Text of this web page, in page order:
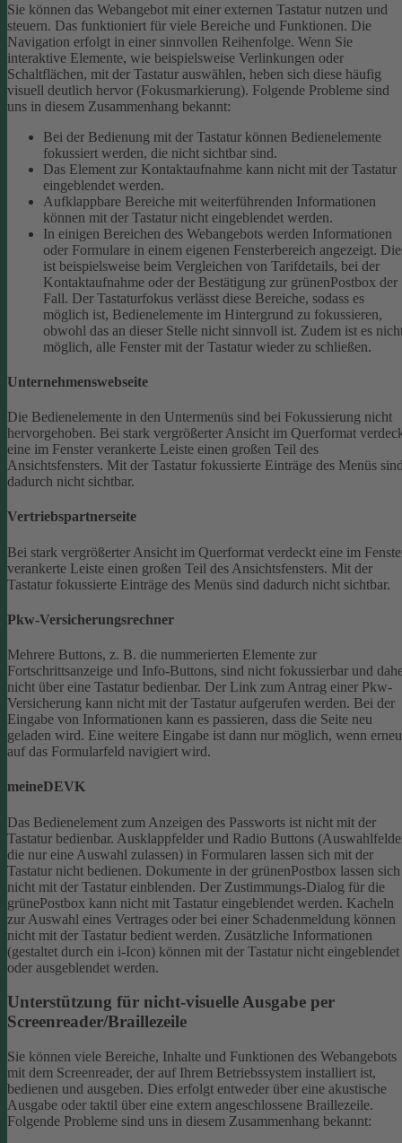
Sie können das Webangebot mit einer externen Tastatur nutzen und
steuern. Das funktioniert für viele Bereiche und Funktionen. Die
Navigation erfolgt in einer sinnvollen Reihenfolge. Wenn Sie
interaktive Elemente, wie beispielsweise Verlinkungen oder
Schaltflächen, mit der Tastatur auswählen, heben sich diese häufig
visuell deutlich hervor (Fokusmarkierung). Folgende Probleme sind
uns in diesem Zusammenhang bekannt:
Bei der Bedienung mit der Tastatur können Bedienelemente
fokussiert werden, die nicht sichtbar sind.
Das Element zur Kontaktaufnahme kann nicht mit der Tastatur
eingeblendet werden.
Aufklappbare Bereiche mit weiterführenden Informationen
können mit der Tastatur nicht eingeblendet werden.
In einigen Bereichen des Webangebots werden Informationen
oder Formulare in einem eigenen Fensterbereich angezeigt.
ist beispielsweise beim Vergleichen von Tarifdetails, bei der
Kontaktaufnahme oder der Bestätigung zur grünenPostbox der
Fall. Der Tastaturfokus verlässt diese Bereiche, sodass es
möglich ist, Bedienelemente im Hintergrund zu fokussieren,
obwohl das an dieser Stelle nicht sinnvoll ist. Zudem ist es
möglich, alle Fenster mit der Tastatur wieder zu schließen.
Unternehmenswebseite
Die Bedienelemente in den Untermenüs sind bei Fokussierung nicht
hervorgehoben. Bei stark vergrößerter Ansicht im Querformat
eine im Fenster verankerte Leiste einen großen Teil des
Ansichtsfensters. Mit der Tastatur fokussierte Einträge des Menüs
dadurch nicht sichtbar.
Vertriebspartnerseite
Bei stark vergrößerter Ansicht im Querformat verdeckt eine im
verankerte Leiste einen großen Teil des Ansichtsfensters. Mit der
Tastatur fokussierte Einträge des Menüs sind dadurch nicht sichtbar.
Pkw-Versicherungsrechner
Mehrere Buttons, z. B. die nummerierten Elemente zur
Fortschrittsanzeige und Info-Buttons, sind nicht fokussierbar und
nicht über eine Tastatur bedienbar. Der Link zum Antrag einer Pkw-
Versicherung kann nicht mit der Tastatur aufgerufen werden. Bei der
Eingabe von Informationen kann es passieren, dass die Seite neu
geladen wird. Eine weitere Eingabe ist dann nur möglich, wenn
auf das Formularfeld navigiert wird.
meineDEVK
Das Bedienelement zum Anzeigen des Passworts ist nicht mit der
Tastatur bedienbar. Ausklappfelder und Radio Buttons
die nur eine Auswahl zulassen) in Formularen lassen sich mit der
Tastatur nicht bedienen. Dokumente in der grünenPostbox lassen sich
nicht mit der Tastatur einblenden. Der Zustimmungs-Dialog für die
grünePostbox kann nicht mit Tastatur eingeblendet werden. Kacheln
zur Auswahl eines Vertrages oder bei einer Schadenmeldung können
nicht mit der Tastatur bedient werden. Zusätzliche Informationen
(gestaltet durch ein i-Icon) können mit der Tastatur nicht eingeblendet
oder ausgeblendet werden.
Unterstützung für nicht-visuelle Ausgabe per
Screenreader/Braillezeile
Sie können viele Bereiche, Inhalte und Funktionen des Webangebots
mit dem Screenreader, der auf Ihrem Betriebssystem installiert ist,
bedienen und ausgeben. Dies erfolgt entweder über eine akustische
Ausgabe oder taktil über eine extern angeschlossene Braillezeile.
Folgende Probleme sind uns in diesem Zusammenhang bekannt: